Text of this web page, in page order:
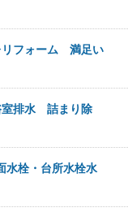
フォーム 満足い
排水 詰まり除
栓・台所水栓水